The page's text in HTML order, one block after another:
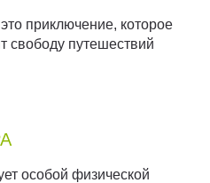
приключение, которое
свободу путешествий
особой физической